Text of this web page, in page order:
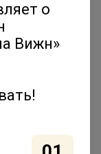
о
Вижн»